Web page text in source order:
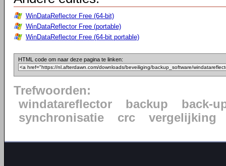
WinDataReflector Free (64-bit)
WinDataReflector Free (portable)
WinDataReflector Free (64-bit portable)
HTML code om naar deze pagina te linken:
Trefwoorden:
windatareflector
backup
back-
synchronisatie
crc vergelijking